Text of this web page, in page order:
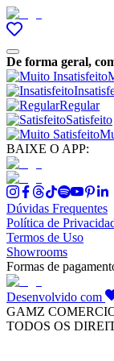
De forma geral,
Regular
Satisfeito
BAIXE O APP:
Dúvidas Frequentes
Política de
Termos de Uso
Showrooms
Formas de
Desenvolvido com
GAMZ
TODOS OS